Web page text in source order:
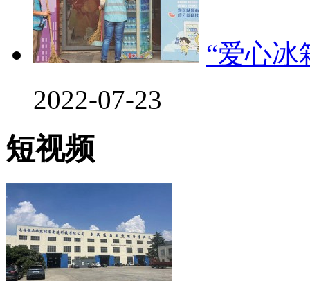
“爱心冰
2022-07-23
短视频